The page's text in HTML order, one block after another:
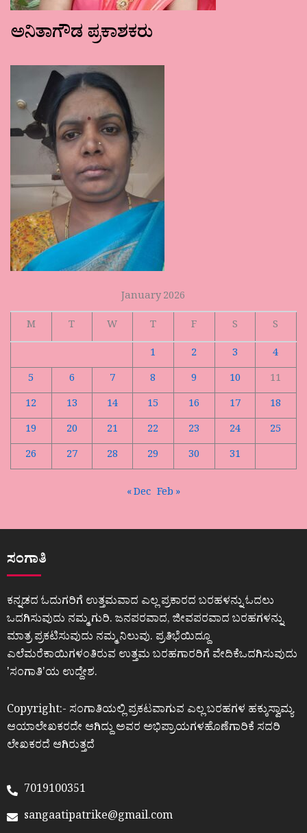
ಅನಿತಾಗೌಡ ಪ್ರಕಾಶಕರು
January 2026
M
T W T F S
S
1
2 3
4
5
6 7 8 9 10
11
12
13 14 15 16 17
18
19
20 21 22 23 24
25
26
27 28 29 30 31
« Dec Feb »
ಸಂಗಾತಿ
ಕನ್ನಡದ ಓದುಗರಿಗೆ ಉತ್ತಮವಾದ ಎಲ್ಲ ಪ್ರಕಾರದ ಬರಹಳನ್ನು ಓದಲು
ಒದಗಿಸುವುದು ನಮ್ಮ ಗುರಿ. ಜನಪರವಾದ, ಜೀವಪರವಾದ ಬರಹಗಳನ್ನು
ಮಾತ್ರ ಪ್ರಕಟಿಸುವುದು ನಮ್ಮ ನಿಲುವು. ಪ್ರತಿಭೆಯಿದ್ದೂ
ಎಲೆಮರೆಕಾಯಿಗಳಂತಿರುವ ಉತ್ತಮ ಬರಹಗಾರರಿಗೆ ವೇದಿಕೆಒದಗಿಸುವುದು
ʼಸಂಗಾತಿʼಯ ಉದ್ದೇಶ.
Copyright:- ಸಂಗಾತಿಯಲ್ಲಿ ಪ್ರಕಟವಾಗುವ ಎಲ್ಲ ಬರಹಗಳ ಹಕ್ಕುಸ್ವಾಮ್ಯ
ಆಯಾಲೇಖಕರದೇ ಆಗಿದ್ದು ಅವರ ಅಭಿಪ್ರಾಯಗಳಹೊಣೆಗಾರಿಕೆ ಸದರಿ
ಲೇಖಕರದೆ ಆಗಿರುತ್ತದೆ
7019100351
sangaatipatrike@gmail.com